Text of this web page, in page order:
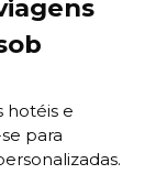
hotéis e
para